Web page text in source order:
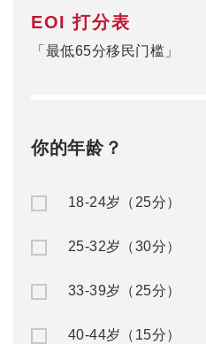
EOI 打分表
「最低65分移民门槛」
你的年龄？
18-24岁（25分）
25-32岁（30分）
33-39岁（25分）
40-44岁（15分）